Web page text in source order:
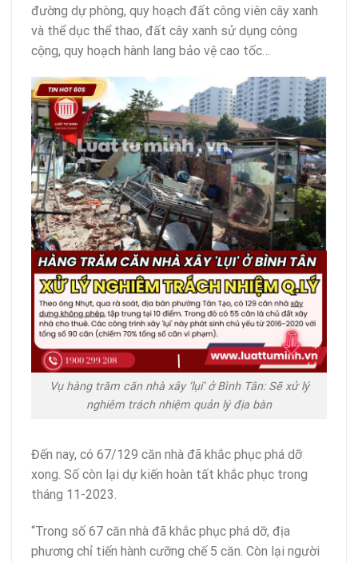
đường dự phòng, quy hoạch đất công viên cây xanh
và thể dục thể thao, đất cây xanh sử dụng công
cộng, quy hoạch hành lang bảo vệ cao tốc…
Vụ hàng trăm căn nhà xây ‘lụi’ ở Bình Tân: Sẽ xử lý
nghiêm trách nhiệm quản lý địa bàn
Đến nay, có 67/129 căn nhà đã khắc phục phá dỡ
xong. Số còn lại dự kiến hoàn tất khắc phục trong
tháng 11-2023.
“Trong số 67 căn nhà đã khắc phục phá dỡ, địa
phương chỉ tiến hành cưỡng chế 5 căn. Còn lại người